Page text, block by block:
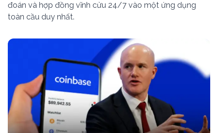
đoán và hợp đồng vĩnh cửu 24/7 vào một ứng dụng
toàn cầu duy nhất.